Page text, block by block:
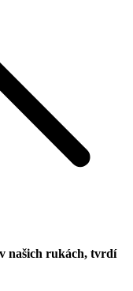
našich rukách, tvrdí